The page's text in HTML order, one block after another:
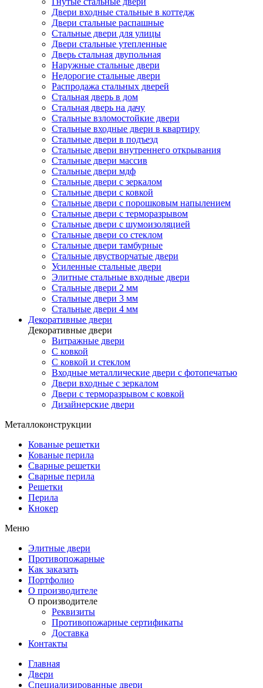
Двери входные стальные в коттедж
Двери стальные распашные
Стальные двери для улицы
Двери стальные утепленные
Дверь стальная двупольная
Наружные стальные двери
Недорогие стальные двери
Распродажа стальных дверей
Стальная дверь в дом
Стальная дверь на дачу
Стальные взломостойкие двери
Стальные входные двери в квартиру
Стальные двери в подъезд
Стальные двери внутреннего открывания
Стальные двери массив
Стальные двери мдф
Стальные двери с зеркалом
Стальные двери с ковкой
Стальные двери с порошковым напылением
Стальные двери с терморазрывом
Стальные двери с шумоизоляцией
Стальные двери со стеклом
Стальные двери тамбурные
Стальные двустворчатые двери
Усиленные стальные двери
Элитные стальные входные двери
Стальные двери 2 мм
Стальные двери 3 мм
Стальные двери 4 мм
Декоративные двери
Декоративные двери
Витражные двери
С ковкой
С ковкой и стеклом
Входные металлические двери с фотопечатью
Двери входные с зеркалом
Двери с терморазрывом с ковкой
Дизайнерские двери
Металлоконструкции
Кованые решетки
Кованые перила
Сварные решетки
Сварные перила
Решетки
Перила
Кнокер
Меню
Элитные двери
Противопожарные
Как заказать
Портфолио
О производителе
О производителе
Реквизиты
Противопожарные сертификаты
Доставка
Контакты
Главная
Двери
Специализированные двери